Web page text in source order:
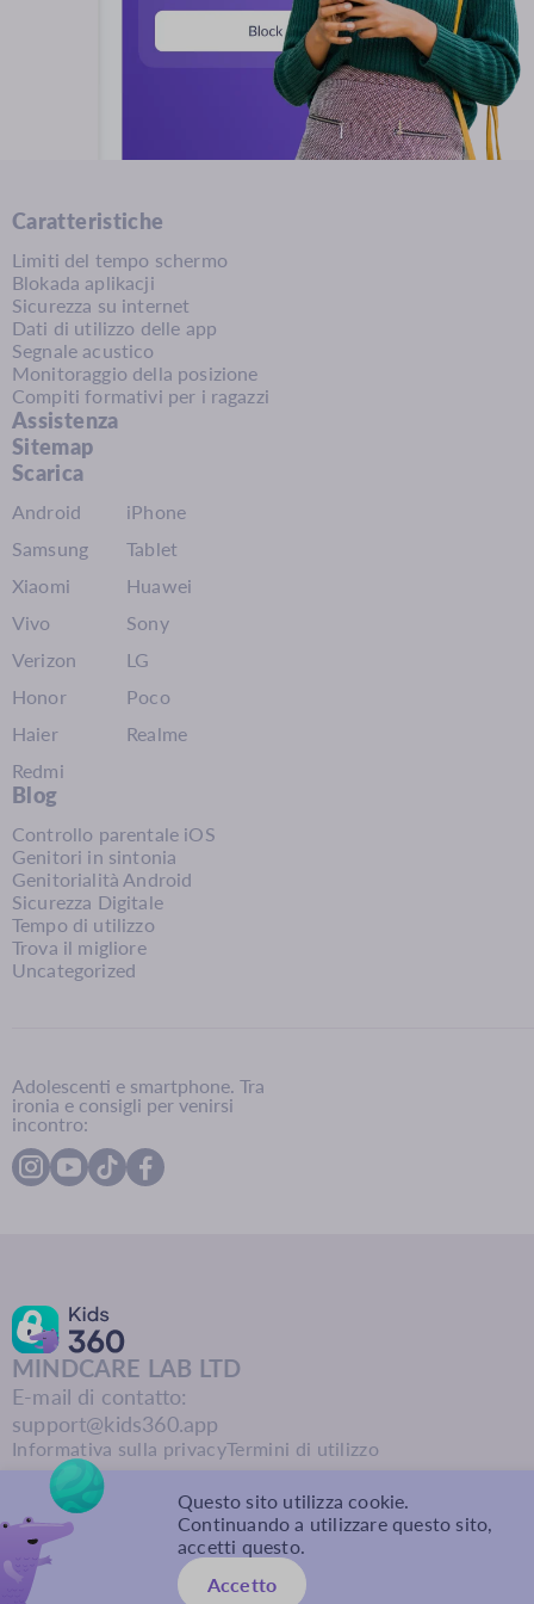
Caratteristiche
Limiti del tempo schermo
Blokada aplikacji
Sicurezza su internet
Dati di utilizzo delle app
Segnale acustico
Monitoraggio della posizione
Compiti formativi per i ragazzi
Assistenza
Sitemap
Scarica
Android
iPhone
Samsung
Tablet
Xiaomi
Huawei
Vivo
Sony
Verizon
LG
Honor
Poco
Haier
Realme
Redmi
Blog
Controllo parentale iOS
Genitori in sintonia
Genitorialità Android
Sicurezza Digitale
Tempo di utilizzo
Trova il migliore
Uncategorized
Adolescenti e smartphone. Tra
ironia e consigli per venirsi
incontro:
MINDCARE LAB LTD
E-mail di contatto:
support@kids360.app
Informativa sulla privacyTermini di utilizzo
Questo sito utilizza cookie.
Continuando a utilizzare questo sito,
accetti questo.
Accetto